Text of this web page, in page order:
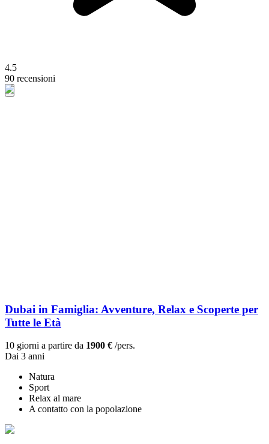
4.5
90 recensioni
Dubai in Famiglia: Avventure, Relax e Scoperte per
Tutte le Età
10 giorni a partire da 1900 € /pers.
Dai 3 anni
Natura
Sport
Relax al mare
A contatto con la popolazione